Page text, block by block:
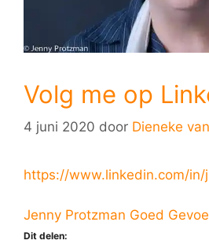
Volg me op
4 juni 2020 door Dieneke
https://www.linkedin.com/in/
Jenny Protzman Goed
Dit delen: